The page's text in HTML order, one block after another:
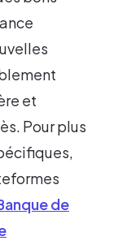
et
Pour plus
de